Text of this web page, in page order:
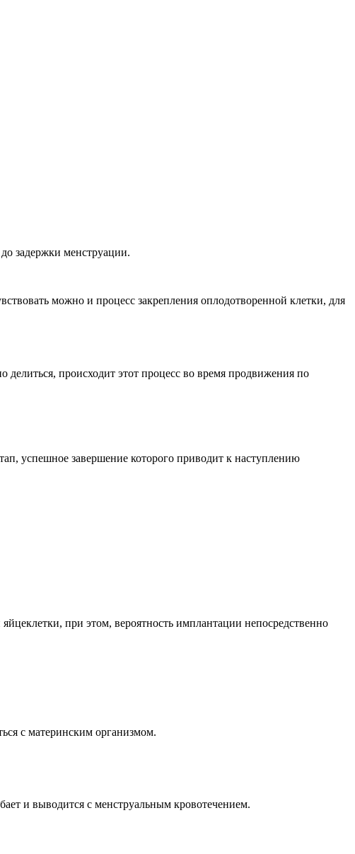
задержки менструации.
можно и процесс закрепления оплодотворенной клетки, для
делиться, происходит этот процесс во время продвижения по
успешное завершение которого приводит к наступлению
при этом, вероятность имплантации непосредственно
с материнским организмом.
и выводится с менструальным кровотечением.